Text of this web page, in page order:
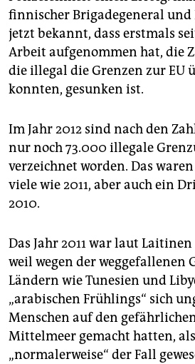
finnischer Brigadegeneral und
jetzt bekannt, dass erstmals
Arbeit aufgenommen hat, die
die illegal die Grenzen zur EU
konnten, gesunken ist.
Im Jahr 2012 sind nach den
nur noch 73.000 illegale
verzeichnet worden. Das
viele wie 2011, aber auch ein
2010.
Das Jahr 2011 war laut
weil wegen der
Ländern wie Tunesien und
„arabischen Frühlings“ sich
Menschen auf den
Mittelmeer gemacht hatten, als
„normalerweise“ der Fall